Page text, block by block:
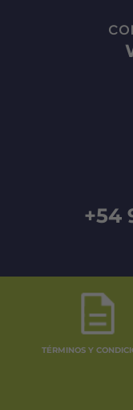
+54
TÉRMINOS Y